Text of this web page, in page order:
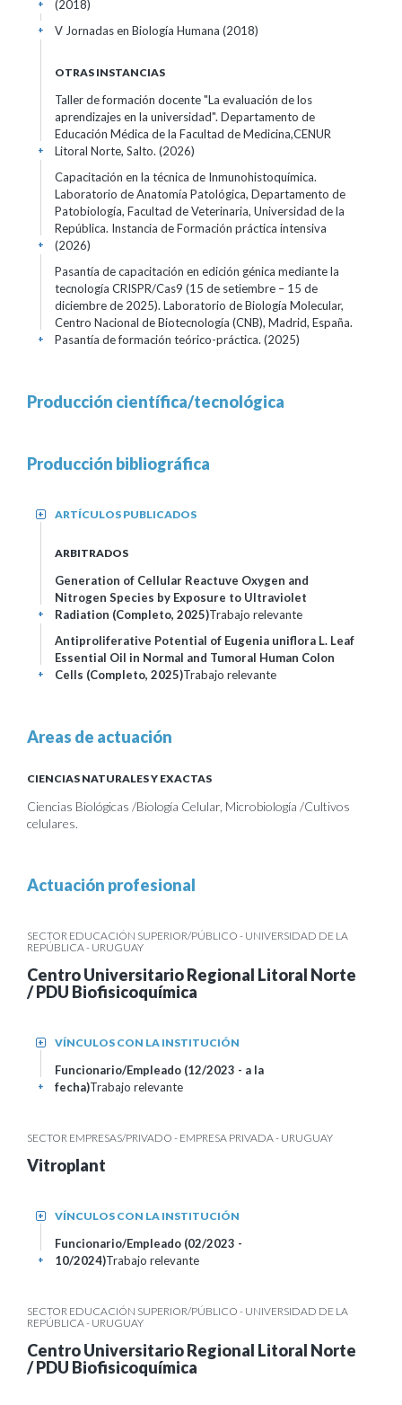
(2018)
+
V Jornadas en Biología Humana (2018)
+
OTRAS INSTANCIAS
Taller de formación docente "La evaluación de los
aprendizajes en la universidad". Departamento de
Educación Médica de la Facultad de Medicina,CENUR
Litoral Norte, Salto. (2026)
+
Capacitación en la técnica de Inmunohistoquímica.
Laboratorio de Anatomía Patológica, Departamento de
Patobiología, Facultad de Veterinaria, Universidad de la
República. Instancia de Formación práctica intensiva
(2026)
+
Pasantía de capacitación en edición génica mediante la
tecnología CRISPR/Cas9 (15 de setiembre – 15 de
diciembre de 2025). Laboratorio de Biología Molecular,
Centro Nacional de Biotecnología (CNB), Madrid, España.
Pasantía de formación teórico-práctica. (2025)
+
Producción científica/tecnológica
Producción bibliográfica
ARTÍCULOS PUBLICADOS
+
ARBITRADOS
Generation of Cellular Reactuve Oxygen and
Nitrogen Species by Exposure to Ultraviolet
Radiation (Completo, 2025)Trabajo relevante
+
Antiproliferative Potential of Eugenia uniflora L. Leaf
Essential Oil in Normal and Tumoral Human Colon
Cells (Completo, 2025)Trabajo relevante
+
Areas de actuación
CIENCIAS NATURALES Y EXACTAS
Ciencias Biológicas /Biología Celular, Microbiología /Cultivos
celulares.
Actuación profesional
SECTOR EDUCACIÓN SUPERIOR/PÚBLICO - UNIVERSIDAD DE LA
REPÚBLICA - URUGUAY
Centro Universitario Regional Litoral Norte
/ PDU Biofisicoquímica
VÍNCULOS CON LA INSTITUCIÓN
+
Funcionario/Empleado (12/2023 - a la
fecha)Trabajo relevante
+
SECTOR EMPRESAS/PRIVADO - EMPRESA PRIVADA - URUGUAY
Vitroplant
VÍNCULOS CON LA INSTITUCIÓN
+
Funcionario/Empleado (02/2023 -
10/2024)Trabajo relevante
+
SECTOR EDUCACIÓN SUPERIOR/PÚBLICO - UNIVERSIDAD DE LA
REPÚBLICA - URUGUAY
Centro Universitario Regional Litoral Norte
/ PDU Biofisicoquímica